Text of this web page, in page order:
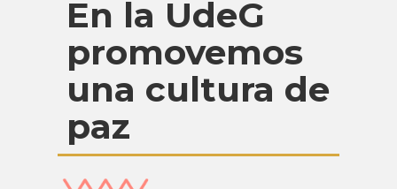
En la UdeG
promovemos
una cultura de
paz